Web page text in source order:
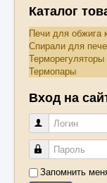
Прайс-лист
Статьи
ГОСТы и ОСТы
Книги
Оплата
Доставка
Муфельная печь
Каталог
Печи для обжига
Спирали для
Терморегуляторы
Термопары
Вход на
Логин
Пароль
Запомнить